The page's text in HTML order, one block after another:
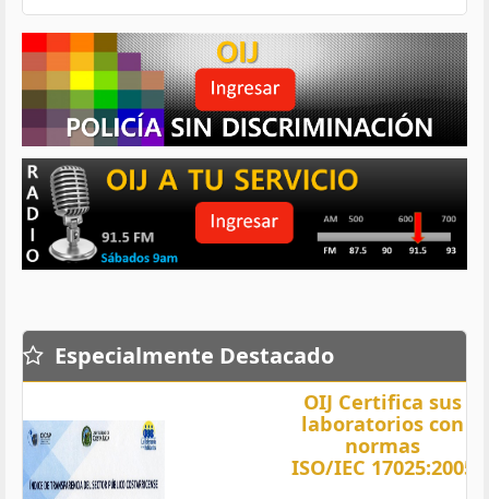
Especialmente Destacado
OIJ Certifica sus
laboratorios con
normas
ISO/IEC 17025:2005